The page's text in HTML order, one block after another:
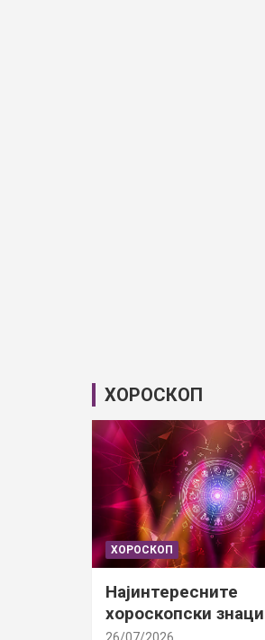
ХОРОСКОП
ХОРОСКОП
Најинтересните
хороскопски знаци